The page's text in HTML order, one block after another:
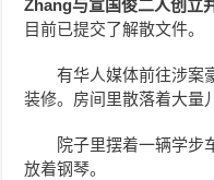
Zhang与宣国俊二人创立
目前已提交了解散文件。
有华人媒体前往涉案
装修。房间里散落着大量
院子里摆着一辆学步
放着钢琴。